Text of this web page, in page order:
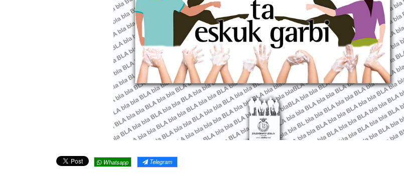
Whatsapp Telegram